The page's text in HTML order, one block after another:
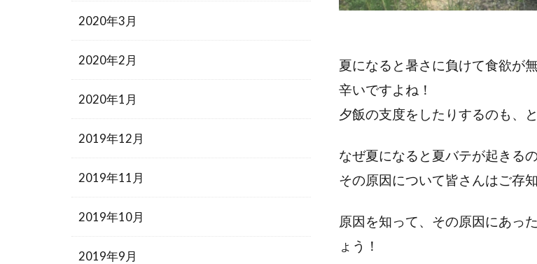
夏になると暑さに負けて食欲が
辛いですよね！
夕飯の支度をしたりするのも、
なぜ夏になると夏バテが起きる
その原因について皆さんはご存
原因を知って、その原因にあっ
ょう！
2020年3月
2020年2月
2020年1月
2019年12月
2019年11月
2019年10月
2019年9月